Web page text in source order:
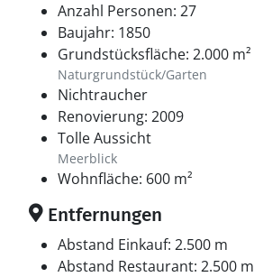
Anzahl Personen: 27
Baujahr: 1850
Grundstücksfläche: 2.000 m²
Naturgrundstück/Garten
Nichtraucher
Renovierung: 2009
Tolle Aussicht
Meerblick
Wohnfläche: 600 m²
Entfernungen
Abstand Einkauf: 2.500 m
Abstand Restaurant: 2.500 m